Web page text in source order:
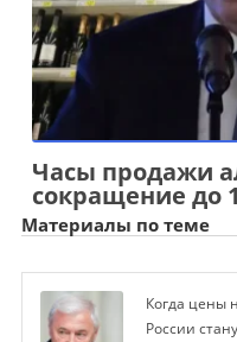
Часы продажи
сокращение до
Материалы по теме
Когда цены
России